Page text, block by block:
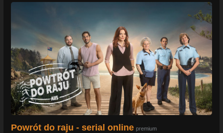
Powrót do raju - serial online premium